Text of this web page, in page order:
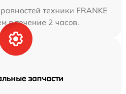
техники FRANKE
в течение 2 часов.
запчасти